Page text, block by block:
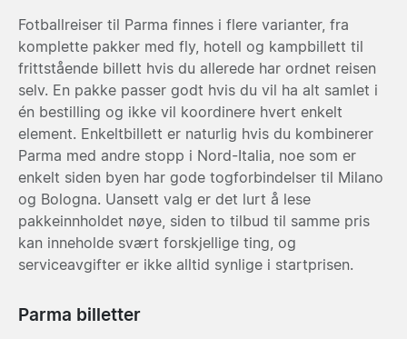
Fotballreiser til Parma finnes i flere varianter, fra
komplette pakker med fly, hotell og kampbillett til
frittstående billett hvis du allerede har ordnet reisen
selv. En pakke passer godt hvis du vil ha alt samlet i
én bestilling og ikke vil koordinere hvert enkelt
element. Enkeltbillett er naturlig hvis du kombinerer
Parma med andre stopp i Nord-Italia, noe som er
enkelt siden byen har gode togforbindelser til Milano
og Bologna. Uansett valg er det lurt å lese
pakkeinnholdet nøye, siden to tilbud til samme pris
kan inneholde svært forskjellige ting, og
serviceavgifter er ikke alltid synlige i startprisen.
Parma billetter